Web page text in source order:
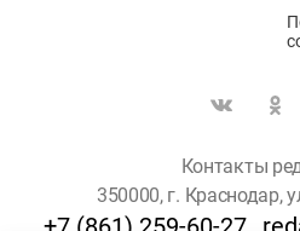
Контакты
350000, г. Краснодар,